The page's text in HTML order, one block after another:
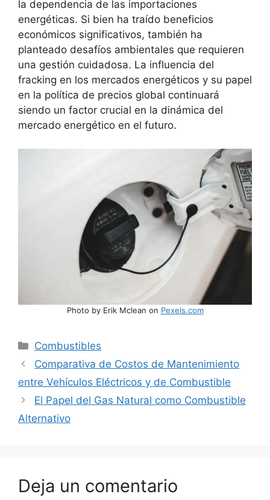
la dependencia de las importaciones
energéticas. Si bien ha traído beneficios
económicos significativos, también ha
planteado desafíos ambientales que requieren
una gestión cuidadosa. La influencia del
fracking en los mercados energéticos y su papel
en la política de precios global continuará
siendo un factor crucial en la dinámica del
mercado energético en el futuro.
Photo by Erik Mclean on Pexels.com
Categorías
Combustibles
Comparativa de Costos de Mantenimiento
entre Vehículos Eléctricos y de Combustible
El Papel del Gas Natural como Combustible
Alternativo
Deja un comentario